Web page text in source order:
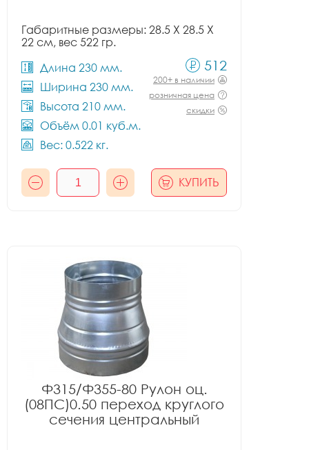
Габаритные размеры: 28.5 X 28.5 X
22 см, вес 522 гр.
Длина 230 мм.
Ширина 230 мм.
Высота 210 мм.
Объём 0.01 куб.м.
Вес: 0.522 кг.
512
200+ в наличии
розничная цена
скидки
КУПИТЬ
Ф315/Ф355-80 Рулон оц.
(08ПС)0.50 переход круглого
сечения центральный